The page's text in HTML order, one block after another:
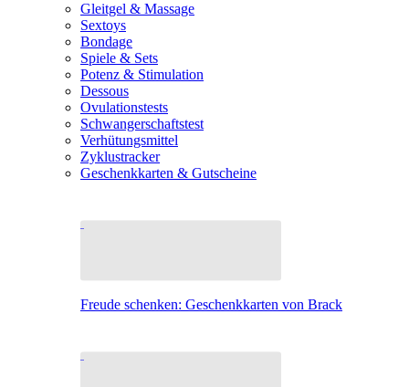
Gleitgel & Massage
Sextoys
Bondage
Spiele & Sets
Potenz & Stimulation
Dessous
Ovulationstests
Schwangerschaftstest
Verhütungsmittel
Zyklustracker
Geschenkkarten & Gutscheine
Freude schenken: Geschenkkarten von Brack